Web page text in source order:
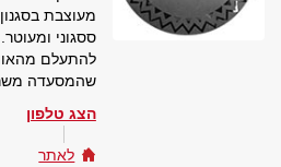
מעוצבת
ססגוני
להתעלם
שהמסעדה
הצג טלפון
לאתר